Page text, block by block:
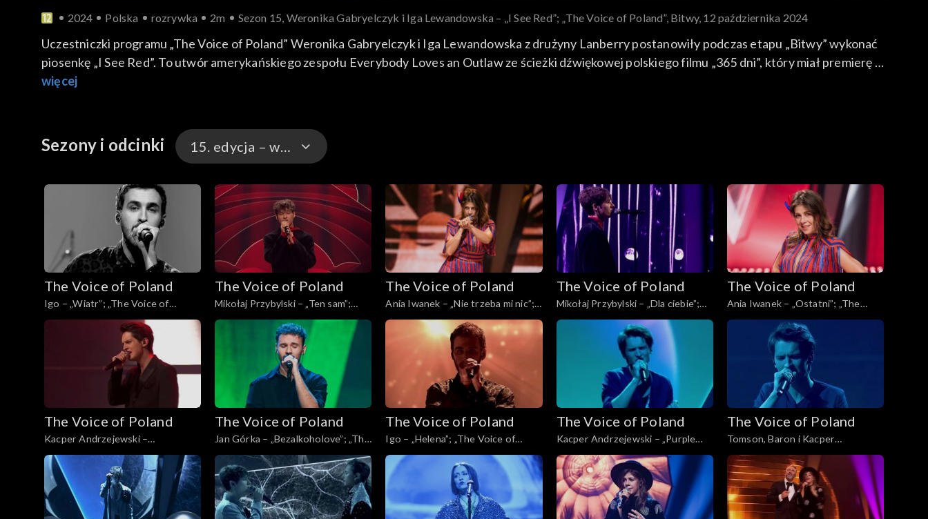
2024 Polska rozrywka 2m Sezon 15, Weronika Gabryelczyk i Iga Lewandowska – „I See Red”; „The Voice of Poland”, Bitwy, 12 października 2024
Uczestniczki programu „The Voice of Poland” Weronika Gabryelczyk i Iga Lewandowska z drużyny Lanberry postanowiły podczas etapu „Bitwy” wykonać
piosenkę „I See Red”. To utwór amerykańskiego zespołu Everybody Loves an Outlaw ze ścieżki dźwiękowej polskiego filmu „365 dni”, który miał premierę w
więcej
Sezony i odcinki 15. edycja – występy
16. edycja – występy
16. edycja
15. edycja
15. edycja – występy
The Voice of Poland
Igo – „Wiatr”; „The Voice of
Poland”, Finał, 30 listopada 2024
The Voice of Poland
Mikołaj Przybylski – „Ten sam”;
„The Voice of Poland”, Finał, 30
listopada 2024
The Voice of Poland
Ania Iwanek – „Nie trzeba mi nic”;
„The Voice of Poland”, Finał, 30
listopada 2024
The Voice of Poland
Mikołaj Przybylski – „Dla ciebie”;
„The Voice of Poland”, Finał, 30
listopada 2024
The Voice of Poland
Ania Iwanek – „Ostatni”; „The
Voice of Poland”, Finał, 30
listopada 2024
The Voice of Poland
Kacper Andrzejewski –
„Początek”; „The Voice of Poland”,
Finał, 30 listopada 2024
The Voice of Poland
Jan Górka – „Bezalkoholove”; „The
Voice of Poland”, Finał, 30
listopada 2024
The Voice of Poland
Igo – „Helena”; „The Voice of
Poland”, Finał, 30 listopada 2024
The Voice of Poland
Kacper Andrzejewski – „Purple
Rain”; „The Voice of Poland”, Finał,
30 listopada 2024
The Voice of Poland
Tomson, Baron i Kacper
Andrzejewski – „Calling You”; „The
Voice of Poland”, Finał, 30
listopada 2024